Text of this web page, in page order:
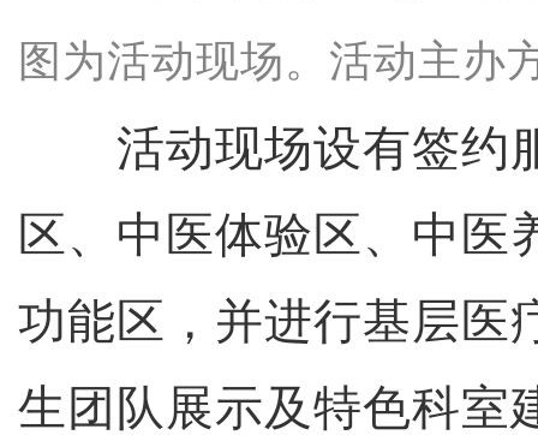
图为活动现场。活动主办
活动现场设有签约
区、中医体验区、中医
功能区，并进行基层医
生团队展示及特色科室